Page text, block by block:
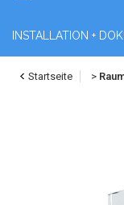
INSTALLATION +
Startseite >